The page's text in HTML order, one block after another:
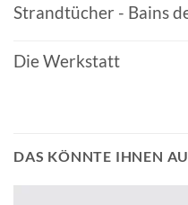
Strandtücher - Bains
Die Werkstatt
DAS KÖNNTE IHNEN